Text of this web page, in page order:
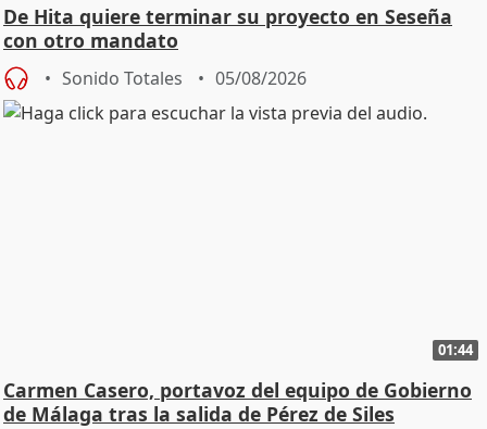
De Hita quiere terminar su proyecto en Seseña
con otro mandato
Sonido Totales 05/08/2026
01:44
Carmen Casero, portavoz del equipo de Gobierno
de Málaga tras la salida de Pérez de Siles